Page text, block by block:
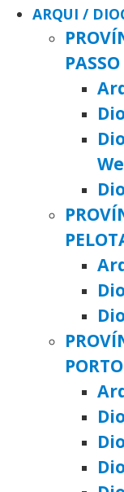
ARQUI /